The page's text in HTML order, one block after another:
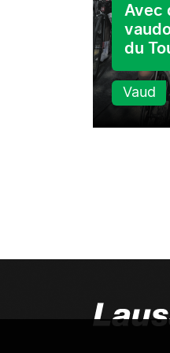
Avec
du
Vaud